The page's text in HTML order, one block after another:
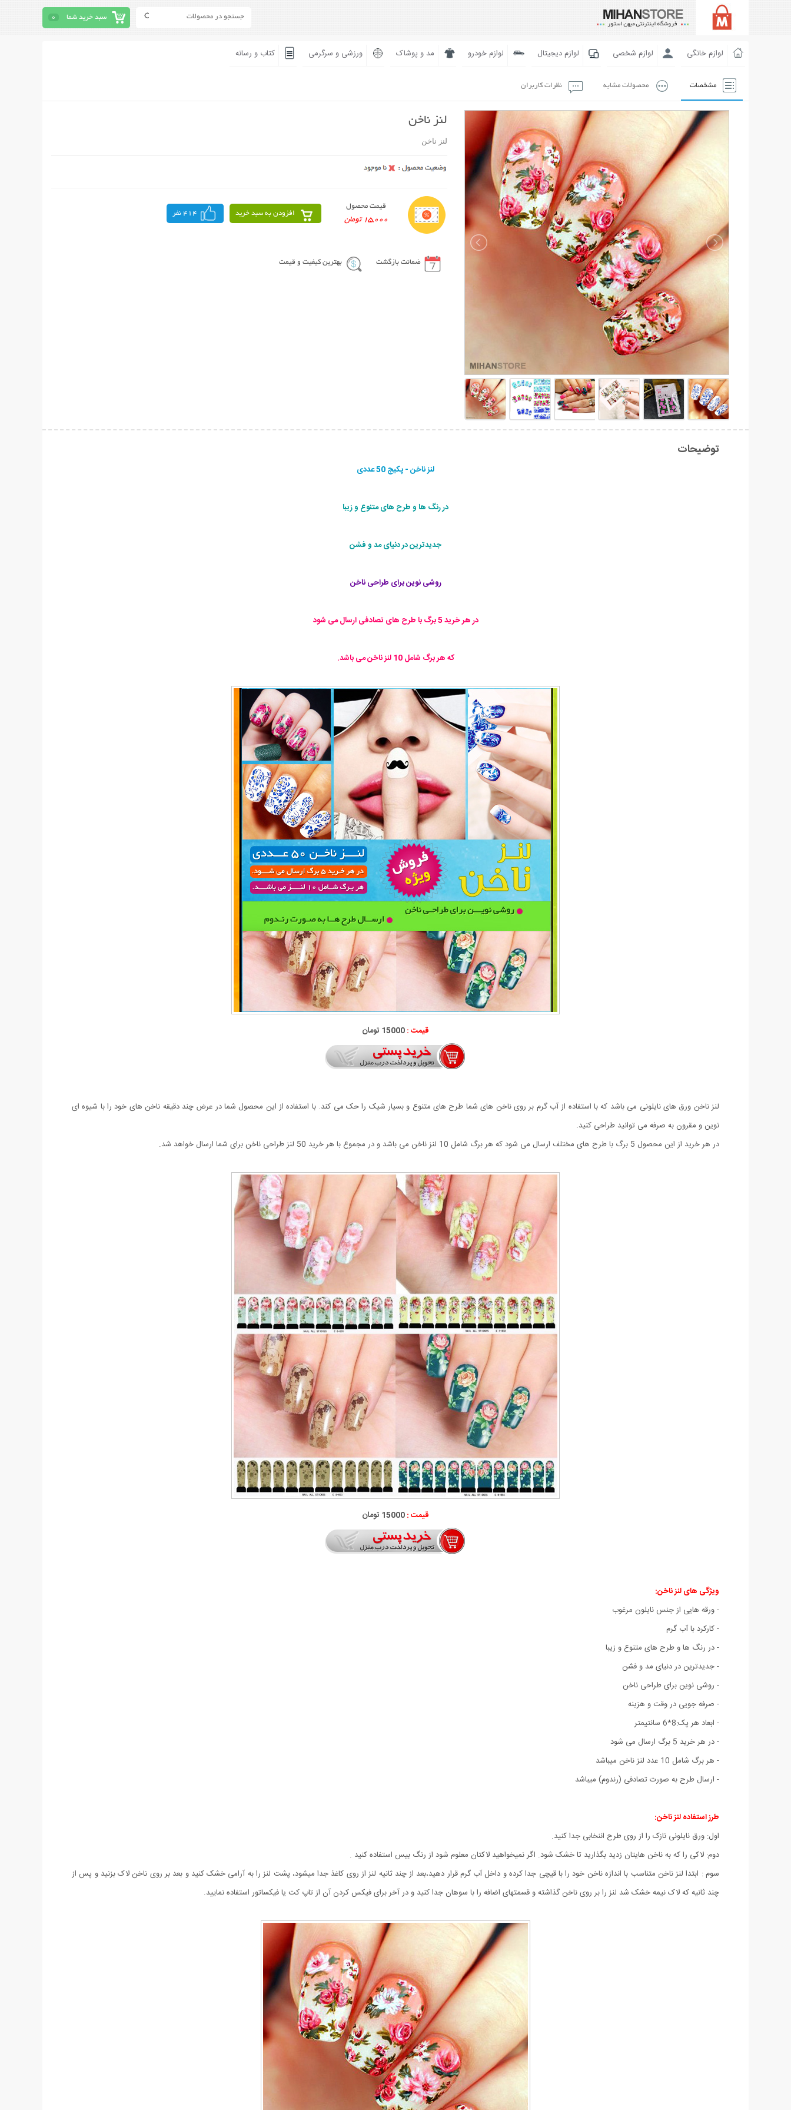
سبد خرید شما 0
لوازم خانگی لوازم شخصی لوازم دیجیتال لوازم خودرو مد و پوشاک ورزشی و سرگرمی کتاب و رسانه
مشخصات محصولات مشابه نظرات کاربران
لنز ناخن
لنز ناخن
قیمت محصول
15,000 تومان
افزودن به سبد خرید 414 نفر
ضمانت بازگشت بهترین کیفیت و قیمت
توضیحات
لنز ناخن - پکیج 50 عددی
در رنگ ها و طرح های متنوع و زیبا
جدیدترین در دنیای مد و فشن
روشی نوین برای طراحی ناخن
در هر خرید 5 برگ با طرح های تصادفی ارسال می شود
که هر برگ شامل 10 لنز ناخن می باشد.
قیمت :15000 تومان
لنز ناخن ورق های نایلونی می باشد که با استفاده از آب گرم بر روی ناخن های شما طرح های متنوع و بسیار شیک را حک می کند. با استفاده از این محصول شما در عرض چند دقیقه ناخن های خود را با شیوه ای
نوین و مقرون به صرفه می توانید طراحی کنید.
در هر خرید از این محصول 5 برگ با طرح های مختلف ارسال می شود که هر برگ شامل 10 لنز ناخن می باشد و در مجموع با هر خرید 50 لنز طراحی ناخن برای شما ارسال خواهد شد.
قیمت :15000 تومان
ویژگی های لنز ناخن:
- ورقه هایی از جنس نایلون مرغوب
- کارکرد با آب گرم
- در رنگ ها و طرح های متنوع و زیبا
- جدیدترین در دنیای مد و فشن
- روشی نوین برای طراحی ناخن
- صرفه جویی در وقت و هزینه
- ابعاد هر پک:8*6 سانتیمتر
- در هر خرید 5 برگ ارسال می شود
- هر برگ شامل 10 عدد لنز ناخن میباشد
- ارسال طرح به صورت تصادفی (رندوم) میباشد
طرز استفاده لنز ناخن:
اول: ورق نایلونی نازک را از روی طرح اننخابی جدا کنید.
دوم: لاکی را که به ناخن هایتان زدید بگذارید تا خشک شود. اگر نمیخواهید لاکتان معلوم شود از رنگ بیس استفاده کنید .
سوم : ابتدا لنز ناخن متناسب با اندازه ناخن خود را با قیچی جدا کرده و داخل آب گرم قرار دهید،بعد از چند ثانیه لنز از روی کاغذ جدا میشود، پشت لنز را به آرامی خشک کنید و بعد بر روی ناخن لاک بزنید و پس از
چند ثانیه که لاک نیمه خشک شد لنز را بر روی ناخن گذاشته و قسمتهای اضافه را با سوهان جدا کنید و در آخر برای فیکس کردن آن از تاپ کت یا فیکساتور استفاده نمایید.